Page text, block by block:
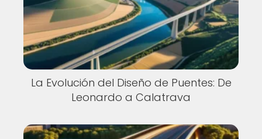
La Evolución del Diseño de Puentes: De
Leonardo a Calatrava